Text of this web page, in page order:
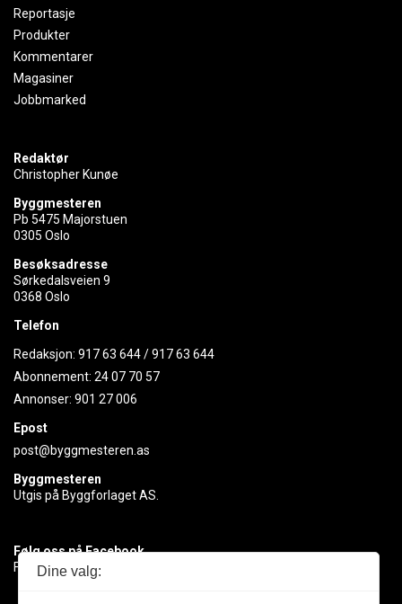
Reportasje
Produkter
Kommentarer
Magasiner
Jobbmarked
Redaktør
Christopher Kunøe
Byggmesteren
Pb 5475 Majorstuen
0305 Oslo
Besøksadresse
Sørkedalsveien 9
0368 Oslo
Telefon
Redaksjon: 917 63 644/917 63 644
Abonnement: 24 07 70 57
Annonser: 901 27 006
Epost
post@byggmesteren.as
Byggmesteren
Utgis på Byggforlaget AS.
Følg oss på Facebook
Få med deg det siste innen byggebransjen
Dine valg: